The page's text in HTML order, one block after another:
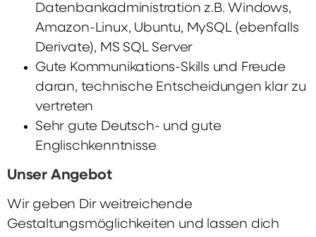
Datenbankadministration z.B. Windows,
Amazon-Linux, Ubuntu, MySQL (ebenfalls
Derivate), MS SQL Server
Gute Kommunikations-Skills und Freude
daran, technische Entscheidungen klar zu
vertreten
Sehr gute Deutsch- und gute
Englischkenntnisse
Unser Angebot
Wir geben Dir weitreichende
Gestaltungsmöglichkeiten und lassen dich